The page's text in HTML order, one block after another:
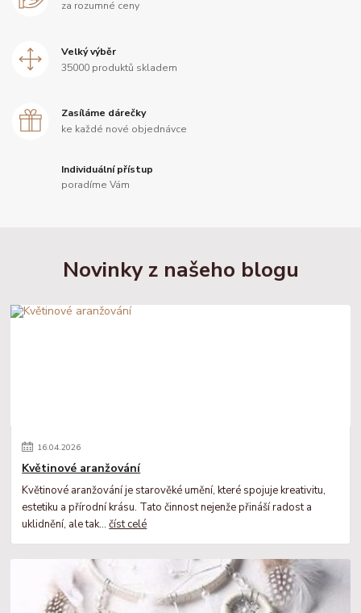
za rozumné ceny
Velký výběr
35000 produktů skladem
Zasíláme dárečky
ke každé nové objednávce
Individuální přístup
poradíme Vám
Novinky z našeho blogu
16.04.2026
Květinové aranžování
Květinové aranžování je starověké umění, které spojuje kreativitu,
estetiku a přírodní krásu. Tato činnost nejenže přináší radost a
uklidnění, ale tak...číst celé